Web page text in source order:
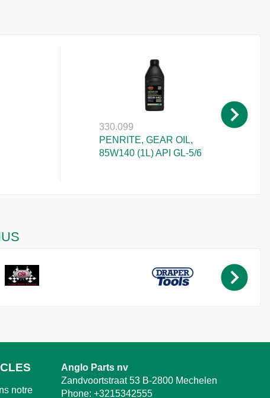
330.099
PENRITE, GEAR OIL,
85W140 (1L) API GL-5/6
notre
Anglo Parts nv
Zandvoortstraat 53 B-2800 Mechelen
Phone: +3215342555